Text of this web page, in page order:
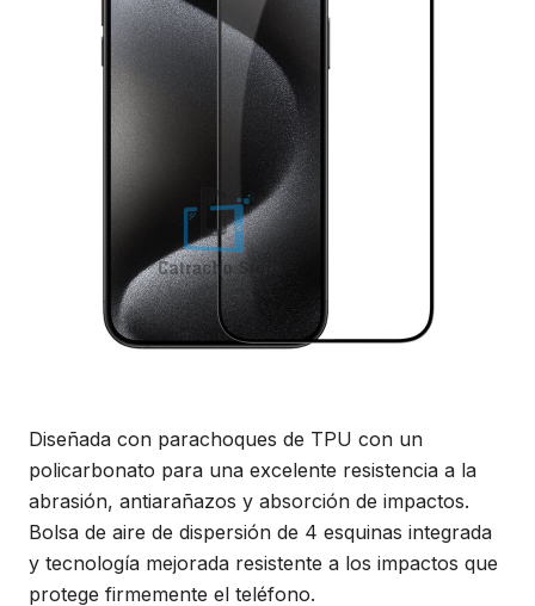
Diseñada con parachoques de TPU con un
policarbonato para una excelente resistencia a la
abrasión, antiarañazos y absorción de impactos.
Bolsa de aire de dispersión de 4 esquinas integrada
y tecnología mejorada resistente a los impactos que
protege firmemente el teléfono.